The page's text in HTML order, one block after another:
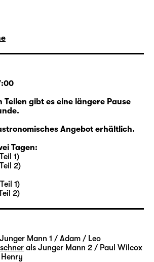
das abgelegene Farmhaus,
jungen Eric zuerkennt.
eher zufällig kennen, beide
allein: Walter ist es gewohnt,
in der ganzen Welt
Freund Toby ist seit
in den Proben für das
aus seinem Erfolgsroman
Die neue Freundschaft
und Eric aber endet jäh, als
stirbt. Plötzlich zumindest für
hatte niemandem von seiner
erzählt. Aber er hat Eric
Welt eröffnet.
York des Jahres 2015
Wege der Figuren: Zwei
Zentrum der Episoden,
sowie Eric und Toby. Viele
ergänzen das „Vermächtnis“.
Teilen gibt es eine längere Pause
Angebot erhältlich.
Tagen:
1)
2)
1)
2)
Mann 1 / Adam / Leo
als Junger Mann 2 / Paul Wilcox